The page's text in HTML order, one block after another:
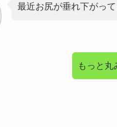
最近お尻が垂れ下がって
もっと丸